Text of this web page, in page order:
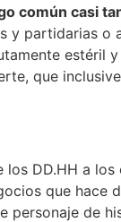
común casi
y partidarias o
estéril
que
DD.HH a
que hace
personaje de